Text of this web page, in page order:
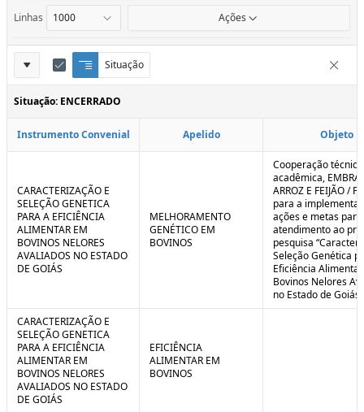
Linhas Ações
Definições
do
Relatório
Situação
Q
u
e
b
a
o
n
l
t
u
o
E
d
i
t
r
t
r
r
Situação: ENCERRADO
Instrumento Convenial Apelido Objeto
CARACTERIZAÇÃO E
SELEÇÃO GENETICA
PARA A EFICIÊNCIA
ALIMENTAR EM
BOVINOS NELORES
AVALIADOS NO ESTADO
DE GOIÁS
MELHORAMENTO
GENÉTICO EM
BOVINOS
Cooperação
acadêmica,
ARROZ E FEIJÃO /
para a
ações e metas
atendimento ao
pesquisa
Seleção Genética
Eficiência
Bovinos Nelores
no Estado de
CARACTERIZAÇÃO E
SELEÇÃO GENETICA
PARA A EFICIÊNCIA
ALIMENTAR EM
BOVINOS NELORES
AVALIADOS NO ESTADO
DE GOIÁS
EFICIÊNCIA
ALIMENTAR EM
BOVINOS